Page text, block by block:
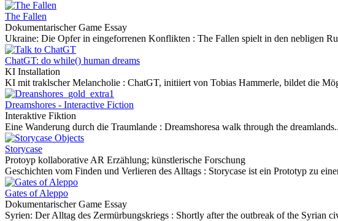
The Fallen
Dokumentarischer Game Essay
Ukraine: Die Opfer in eingeforrenen Konflikten : The Fallen spielt in den nebligen
ChatGT: do while() human dreams
KI Installation
KI mit traklscher Melancholie : ChatGT, initiiert von Tobias Hammerle, bildet die
Dreamshores - Interactive Fiction
Interaktive Fiktion
Eine Wanderung durch die Traumlande : Dreamshoresa walk through the
Storycase
Protoyp kollaborative AR Erzählung; künstlerische Forschung
Geschichten vom Finden und Verlieren des Alltags : Storycase ist ein Prototyp zu
Gates of Aleppo
Dokumentarischer Game Essay
Syrien: Der Alltag des Zermürbungskriegs : Shortly after the outbreak of the Syrian